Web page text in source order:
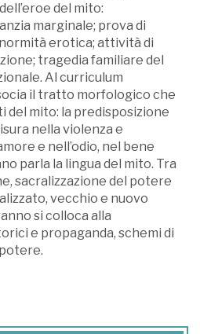
del mito:
marginale; prova di
erotica; attività di
tragedia familiare del
Al curriculum
il tratto morfologico che
mito: la predisposizione
nella violenza e
e nell’odio, nel bene
parla la lingua del mito. Tra
sacralizzazione del potere
vecchio e nuovo
si colloca alla
e propaganda, schemi di